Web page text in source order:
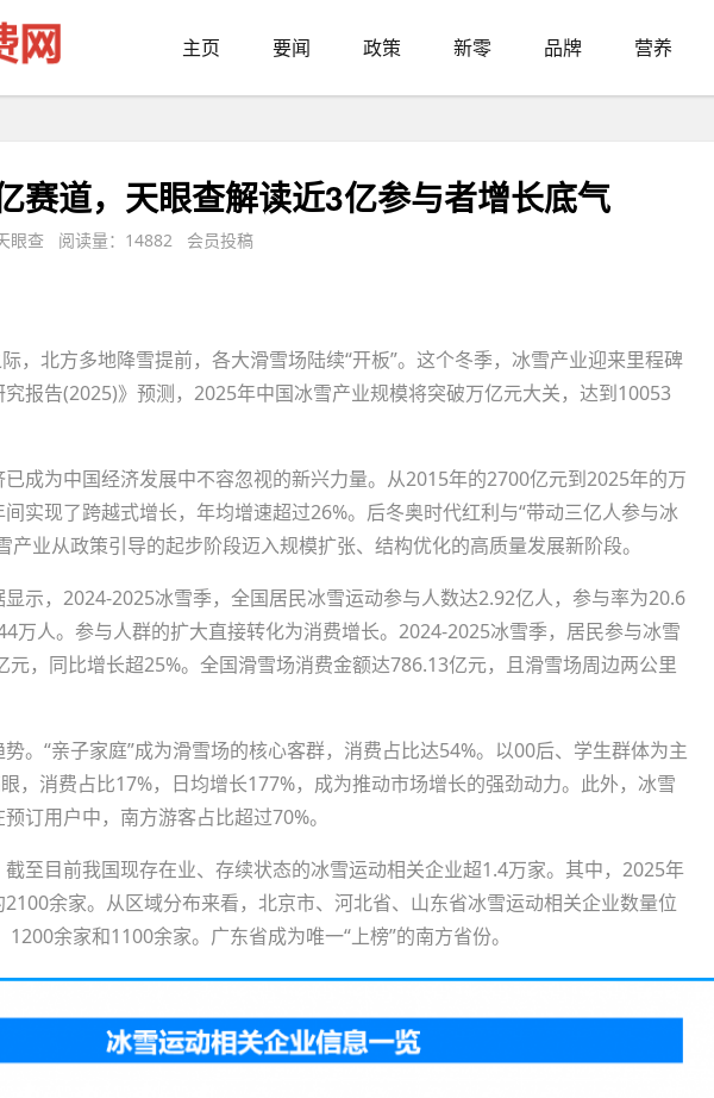
主页 要闻 政策 新零 品牌 营养
赛道，天眼查解读近3亿参与者增长底气
眼查 阅读量：14882 会员投稿
，北方多地降雪提前，各大滑雪场陆续“开板”。这个冬季，冰雪产业迎来里程碑
报告(2025)》预测，2025年中国冰雪产业规模将突破万亿元大关，达到10053
成为中国经济发展中不容忽视的新兴力量。从2015年的2700亿元到2025年的万
实现了跨越式增长，年均增速超过26%。后冬奥时代红利与“带动三亿人参与冰
产业从政策引导的起步阶段迈入规模扩张、结构优化的高质量发展新阶段。
示，2024-2025冰雪季，全国居民冰雪运动参与人数达2.92亿人，参与率为20.6
万人。参与人群的扩大直接转化为消费增长。2024-2025冰雪季，居民参与冰雪
，同比增长超25%。全国滑雪场消费金额达786.13亿元，且滑雪场周边两公里
。“亲子家庭”成为滑雪场的核心客群，消费占比达54%。以00后、学生群体为主
，消费占比17%，日均增长177%，成为推动市场增长的强劲动力。此外，冰雪
订用户中，南方游客占比超过70%。
至目前我国现存在业、存续状态的冰雪运动相关企业超1.4万家。其中，2025年
余家。从区域分布来看，北京市、河北省、山东省冰雪运动相关企业数量位
余家和1100余家。广东省成为唯一“上榜”的南方省份。